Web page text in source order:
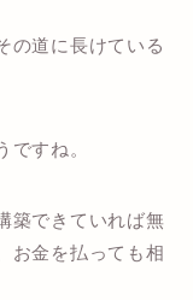
の道に長けている
ですね。
築できていれば無
お金を払っても相